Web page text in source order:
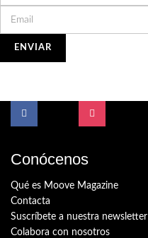
Conócenos
Qué es Moove Magazine
Contacta
Suscríbete a nuestra newsletter
Colabora con nosotros